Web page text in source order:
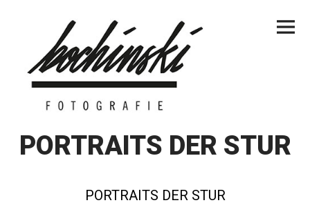
Menu
PORTRAITS DER STUR
PORTRAITS DER STUR